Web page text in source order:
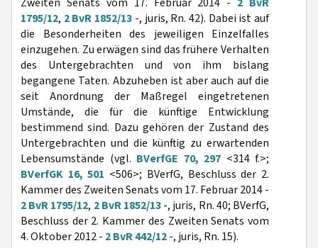
1795/12, 2 BvR 1852/13 -, juris, Rn. 42). Dabei ist auf
die Besonderheiten des jeweiligen Einzelfalles
einzugehen. Zu erwägen sind das frühere Verhalten
des Untergebrachten und von ihm bislang
begangene Taten. Abzuheben ist aber auch auf die
seit Anordnung der Maßregel eingetretenen
Umstände, die für die künftige Entwicklung
bestimmend sind. Dazu gehören der Zustand des
Untergebrachten und die künftig zu erwartenden
Lebensumstände (vgl. BVerfGE 70, 297 <314 f.>;
BVerfGK 16, 501 <506>; BVerfG, Beschluss der 2.
Kammer des Zweiten Senats vom 17. Februar 2014 -
2 BvR 1795/12, 2 BvR 1852/13-, juris, Rn. 40; BVerfG,
Beschluss der 2. Kammer des Zweiten Senats vom
4. Oktober 2012 - 2 BvR 442/12-, juris, Rn. 15).